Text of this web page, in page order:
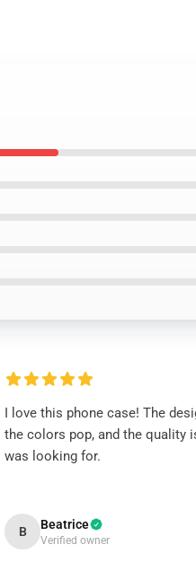
I love this phone case! The
the colors pop, and the quality
was looking for.
B Beatrice
Verified owner